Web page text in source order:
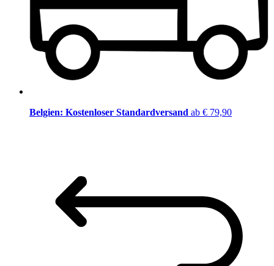
Belgien: Kostenloser Standardversand ab € 79,90